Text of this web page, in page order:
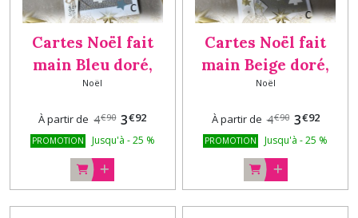
Cartes Noël fait
main Bleu doré,
carte de vœux, carte
originale Version 1
Noël
À partir de 4€90 3€92
PROMOTION Jusqu'à -25 %
Cartes Noël fait
main Beige doré,
carte de vœux, carte
originale Version 2
Noël
À partir de 4€90 3€92
PROMOTION Jusqu'à -25 %